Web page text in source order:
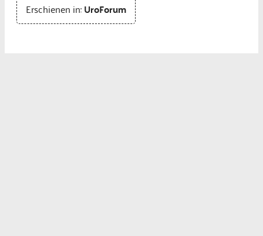
Erschienen in:UroForum